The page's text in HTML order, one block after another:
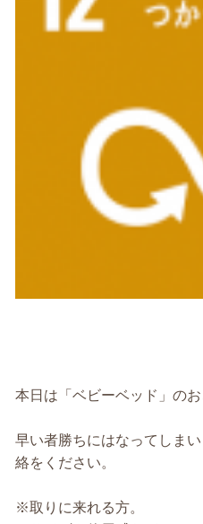
本日は「ベビーベッド」の
早い者勝ちにはなってしま
絡をください。
※取りに来れる方。